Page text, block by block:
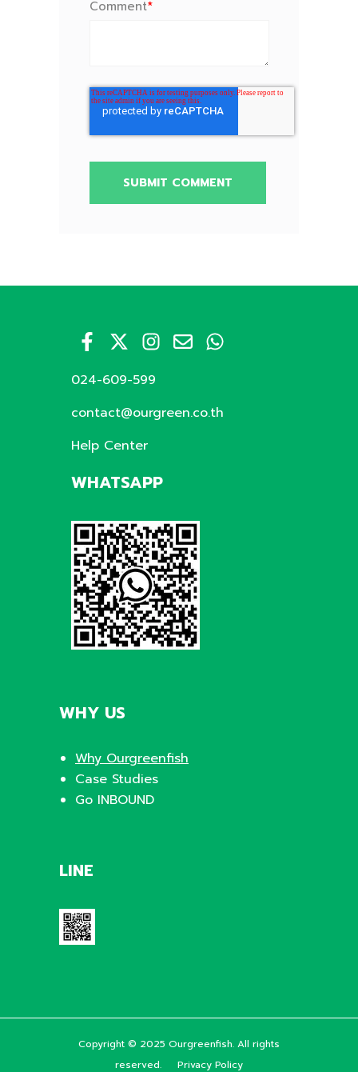
Comment*
024-609-599
contact@ourgreen.co.th
Help Center
WHATSAPP
WHY US
Why Ourgreenfish
Case Studies
Go INBOUND
LINE
Copyright © 2025 Ourgreenfish. All rights
reserved. Privacy Policy